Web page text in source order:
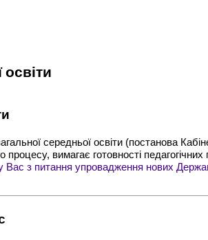
середньої освіти (постанова
вимагає готовності
з питання упровадження нових